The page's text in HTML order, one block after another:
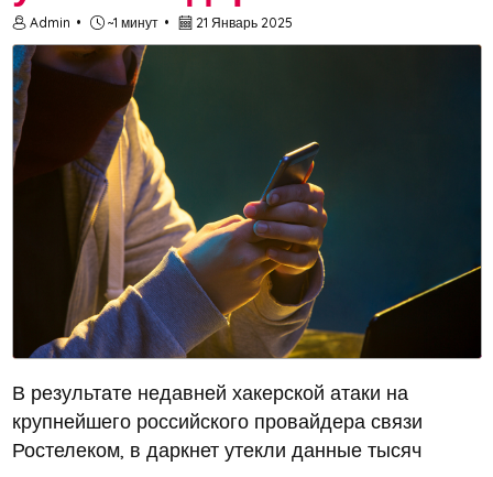
Admin ~1 минут 21 Январь 2025
В результате недавней хакерской атаки на
крупнейшего российского провайдера связи
Ростелеком, в даркнет утекли данные тысяч